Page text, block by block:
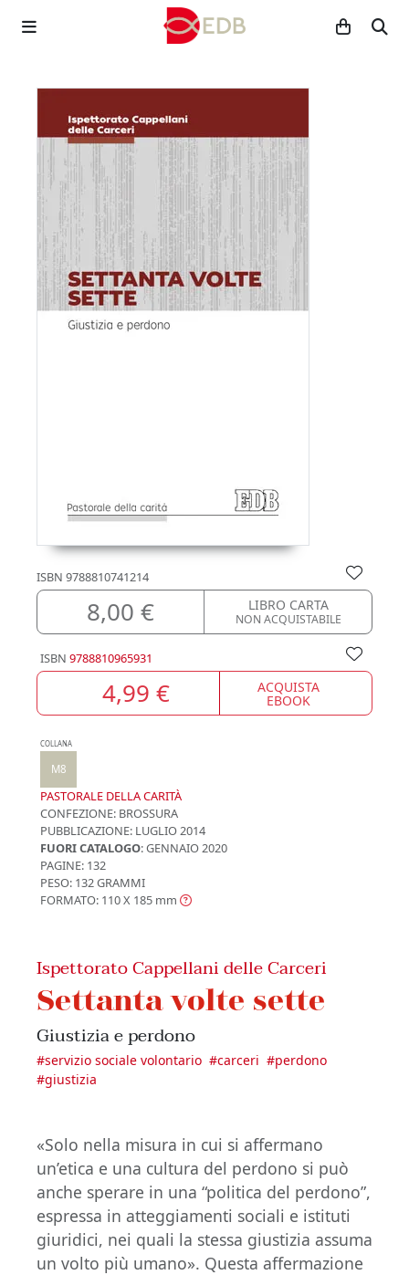
ISBN 9788810741214
8,00 € LIBRO CARTA
NON ACQUISTABILE
ISBN 9788810965931
4,99 € ACQUISTA
EBOOK
COLLANA
M8
PASTORALE DELLA CARITÀ
CONFEZIONE: BROSSURA
PUBBLICAZIONE: LUGLIO 2014
FUORI CATALOGO: GENNAIO 2020
PAGINE: 132
PESO: 132 GRAMMI
FORMATO: 110 X 185 mm
Ispettorato Cappellani delle Carceri
Settanta volte sette
Giustizia e perdono
#servizio sociale volontario #carceri #perdono
#giustizia
«Solo nella misura in cui si affermano
un’etica e una cultura del perdono si può
anche sperare in una “politica del perdono”,
espressa in atteggiamenti sociali e istituti
giuridici, nei quali la stessa giustizia assuma
un volto più umano». Questa affermazione